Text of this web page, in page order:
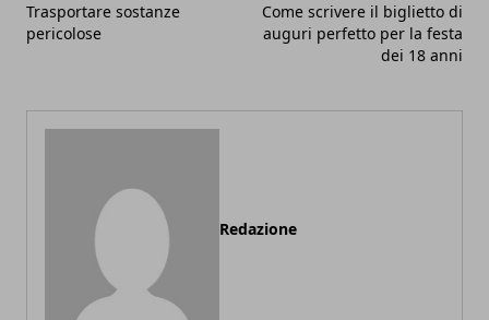
Trasportare sostanze
pericolose
Come scrivere il biglietto di
auguri perfetto per la festa
dei 18 anni
Redazione